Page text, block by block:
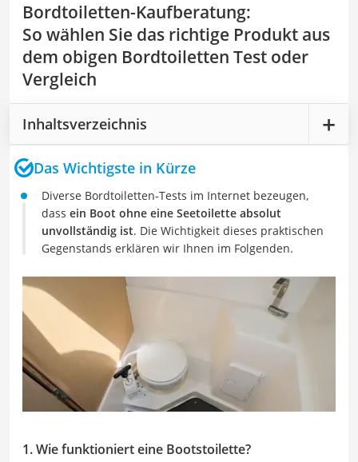
Bordtoiletten-Kaufberatung:
So wählen Sie das richtige Produkt aus
dem obigen Bordtoiletten Test oder
Vergleich
Inhaltsverzeichnis
Das Wichtigste in Kürze
Diverse Bordtoiletten-Tests im Internet bezeugen,
dass ein Boot ohne eine Seetoilette absolut
unvollständig ist. Die Wichtigkeit dieses praktischen
Gegenstands erklären wir Ihnen im Folgenden.
1. Wie funktioniert eine Bootstoilette?